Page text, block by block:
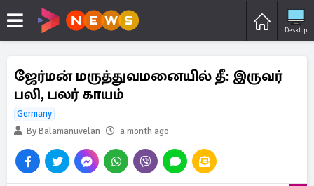
Desktop
ஜேர்மன் மருத்துவமனையில் தீ: இருவர்
பலி, பலர் காயம்
Germany
By Balamanuvelan
a month ago